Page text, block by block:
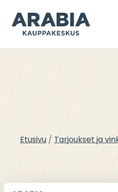
sisältöön
Etusivu Tarjoukset ja